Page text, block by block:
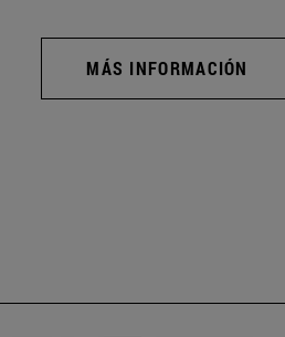
MÁS INFORMACIÓN